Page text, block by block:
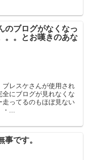
のブログがなくなっ
。。とお嘆きのあな
レスケさんが使用され
にブログが見れなくな
走ってるのもほぼ見ない
...
事です。